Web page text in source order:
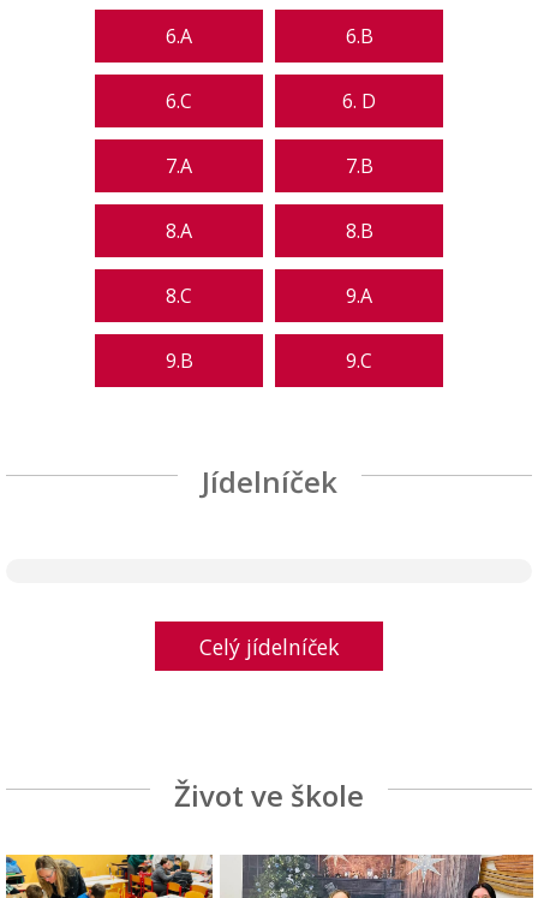
6.A 6.B
6.C 6. D
7.A 7.B
8.A 8.B
8.C 9.A
9.B 9.C
Jídelníček
Celý jídelníček
Život ve škole